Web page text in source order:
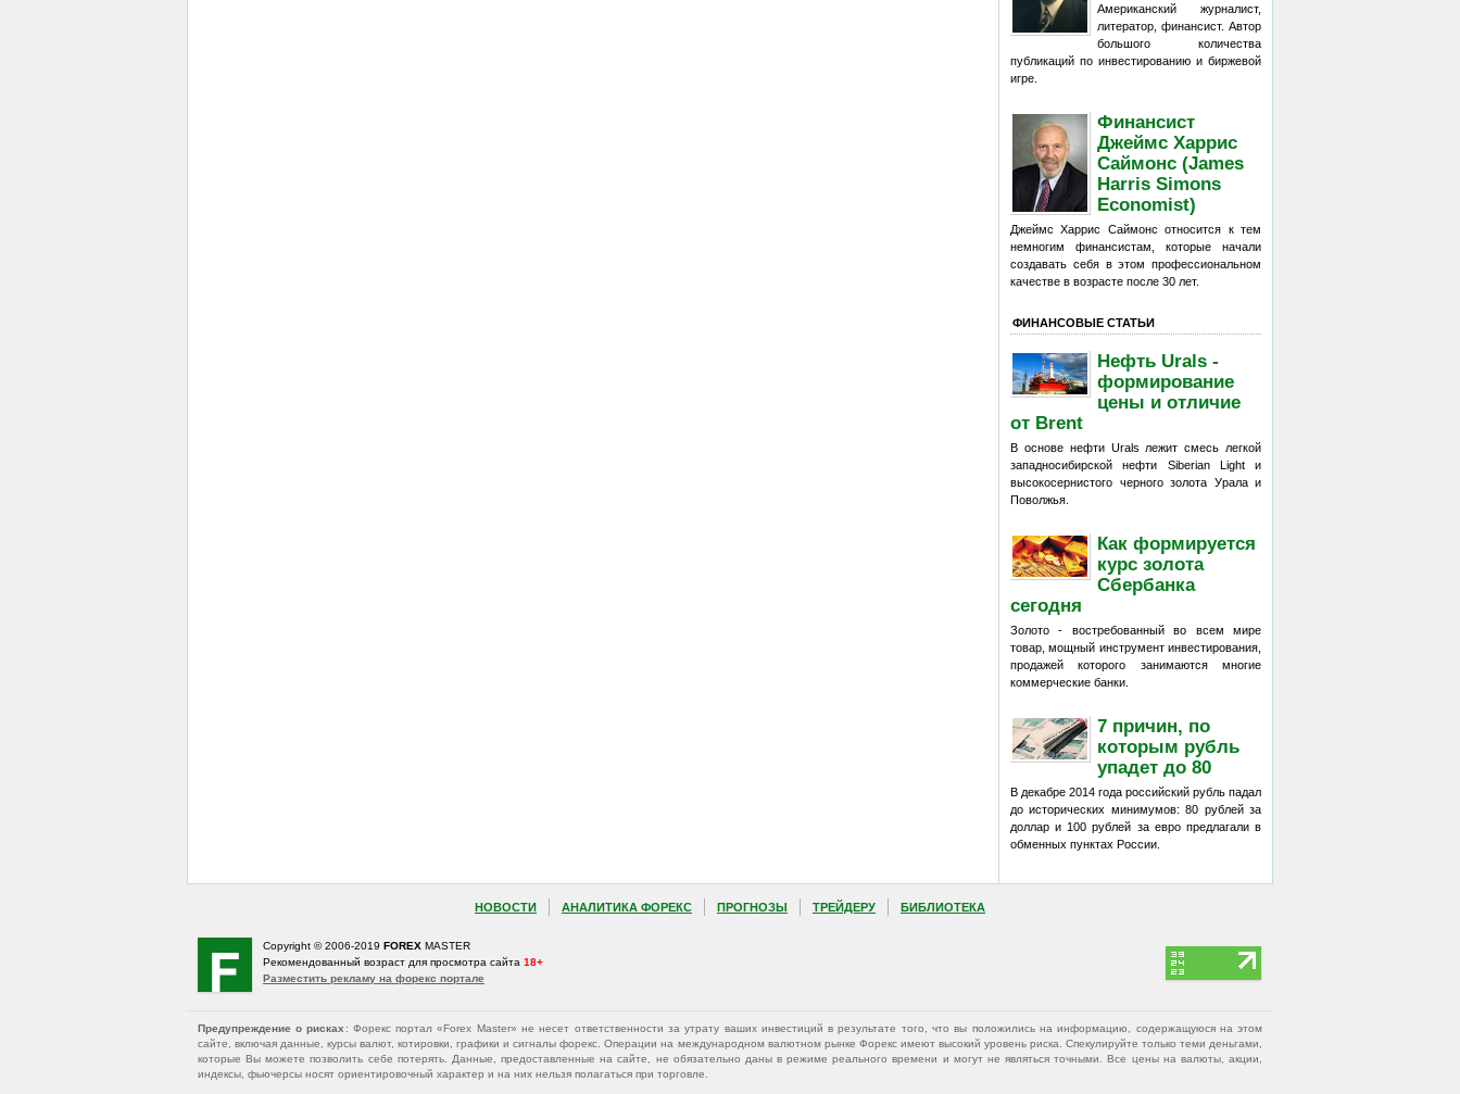
Американский журналист,
литератор, финансист. Автор
большого количества
публикаций по инвестированию и биржевой
игре.
Финансист
Джеймс Харрис
Саймонс (James
Harris Simons
Economist)
Джеймс Харрис Саймонс относится к тем
немногим финансистам, которые начали
создавать себя в этом профессиональном
качестве в возрасте после 30 лет.
ФИНАНСОВЫЕ СТАТЬИ
Нефть Urals -
формирование
цены и отличие
от Brent
В основе нефти Urals лежит смесь легкой
западносибирской нефти Siberian Light и
высокосернистого черного золота Урала и
Поволжья.
Как формируется
курс золота
Сбербанка
сегодня
Золото - востребованный во всем мире
товар, мощный инструмент инвестирования,
продажей которого занимаются многие
коммерческие банки.
7 причин, по
которым рубль
упадет до 80
В декабре 2014 года российский рубль падал
до исторических минимумов: 80 рублей за
доллар и 100 рублей за евро предлагали в
обменных пунктах России.
НОВОСТИ АНАЛИТИКА ФОРЕКС ПРОГНОЗЫ ТРЕЙДЕРУ БИБЛИОТЕКА
Copyright © 2006-2019 FOREX MASTER
Рекомендованный возраст для просмотра сайта 18+
Разместить рекламу на форекс портале
Предупреждение о рисках : Форекс портал «Forex Master» не несет ответственности за утрату ваших инвестиций в результате того, что вы положились на информацию, содержащуюся на этом
сайте, включая данные, курсы валют, котировки, графики и сигналы форекс. Операции на международном валютном рынке Форекс имеют высокий уровень риска. Спекулируйте только теми деньгами,
которые Вы можете позволить себе потерять. Данные, предоставленные на сайте, не обязательно даны в режиме реального времени и могут не являться точными. Все цены на валюты, акции,
индексы, фьючерсы носят ориентировочный характер и на них нельзя полагаться при торговле.